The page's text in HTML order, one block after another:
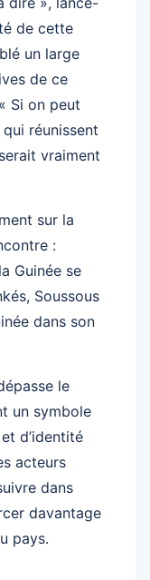
de cette
un large
de ce
Si on peut
réunissent
vraiment
sur la
:
Guinée se
Soussous
dans son
le
un symbole
d’identité
acteurs
dans
davantage
pays.